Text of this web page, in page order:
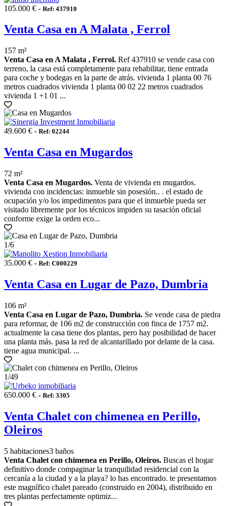
105.000 € - Ref: 437910
Venta Casa en A Malata , Ferrol
157 m²
Venta Casa en A Malata , Ferrol. Ref 437910 se vende casa con
terreno, la casa está completamente para rehabilitar, tiene entrada
para coche y bodegas en la parte de atrás. vivienda 1 planta 00 76
metros cuadrados vivienda 1 planta 00 02 22 metros cuadrados
vivienda 1 +1 01 ...
49.600 € - Ref: 02244
Venta Casa en Mugardos
72 m²
Venta Casa en Mugardos. Venta de vivienda en mugardos.
vivienda con incidencias: inmueble sin posesión.. . el estado de
ocupación y/o los impedimentos para que el inmueble pueda ser
visitado libremente por los técnicos impiden su tasación oficial
conforme exige la orden eco...
1/6
35.000 € - Ref: C000229
Venta Casa en Lugar de Pazo, Dumbria
106 m²
Venta Casa en Lugar de Pazo, Dumbria. Se vende casa de piedra
para reformar, de 106 m2 de construcción con finca de 1757 m2.
actualmente la casa tiene dos plantas, pero hay posibilidad de hacer
una planta más. pasa la red de alcantarillado por delante de la casa.
tiene agua municipal. ...
1/49
650.000 € - Ref: 3305
Venta Chalet con chimenea en Perillo,
Oleiros
5 habitaciones3 baños
Venta Chalet con chimenea en Perillo, Oleiros. Buscas el hogar
definitivo donde compaginar la tranquilidad residencial con la
cercanía a la ciudad y a la playa? lo has encontrado. te presentamos
este magnífico chalet pareado (construido en 2004), distribuido en
tres plantas perfectamente optimiz...